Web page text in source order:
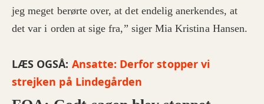
jeg meget berørte over, at det endelig anerkendes, at
det var i orden at sige fra,” siger Mia Kristina Hansen.
LÆS OGSÅ: Ansatte: Derfor stopper vi
strejken på Lindegården